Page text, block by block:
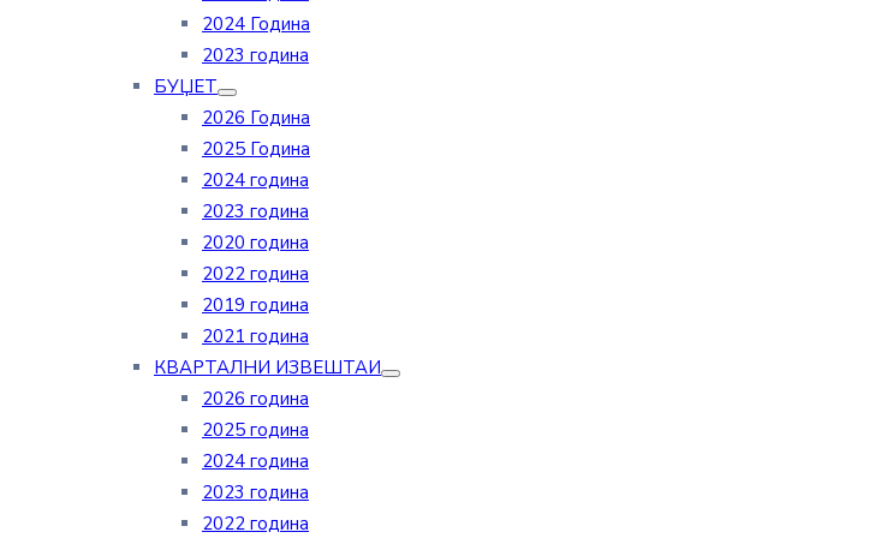
2024 Година
2023 година
БУЏЕТ
2026 Година
2025 Година
2024 година
2023 година
2020 година
2022 година
2019 година
2021 година
КВАРТАЛНИ ИЗВЕШТАИ
2026 година
2025 година
2024 година
2023 година
2022 година